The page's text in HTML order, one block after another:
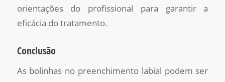
orientações do profissional para garantir a
eficácia do tratamento.
Conclusão
As bolinhas no preenchimento labial podem ser